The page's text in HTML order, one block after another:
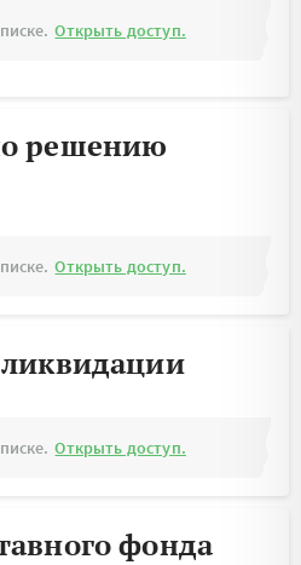
Открыть доступ.
решению
Открыть доступ.
Открыть доступ.
фонда